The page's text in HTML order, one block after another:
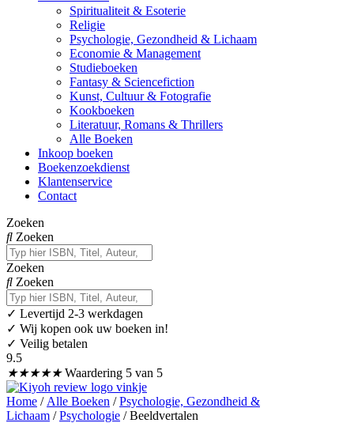
Spiritualiteit & Esoterie
Religie
Psychologie, Gezondheid & Lichaam
Economie & Management
Studieboeken
Fantasy & Sciencefiction
Kunst, Cultuur & Fotografie
Kookboeken
Literatuur, Romans & Thrillers
Alle Boeken
Inkoop boeken
Boekenzoekdienst
Klantenservice
Contact
Zoeken
Zoeken
Zoeken
Zoeken
✓ Levertijd 2-3 werkdagen
✓ Wij kopen ook uw boeken in!
✓ Veilig betalen
9.5
★★★★★ Waardering 5 van 5
Home / Alle Boeken /Psychologie, Gezondheid &
Lichaam /Psychologie / Beeldvertalen